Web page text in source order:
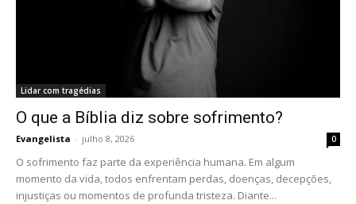
Lidar com tragédias
O que a Bíblia diz sobre sofrimento?
Evangelista - julho 8, 2026 0
O sofrimento faz parte da experiência humana. Em algum
momento da vida, todos enfrentam perdas, doenças, decepções,
injustiças ou momentos de profunda tristeza. Diante...